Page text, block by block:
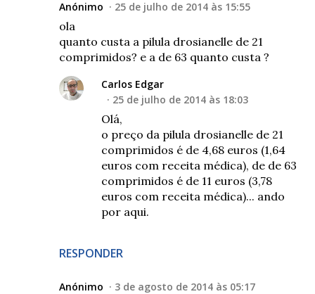
Anónimo 25 de julho de 2014 às 15:55
ola
quanto custa a pilula drosianelle de 21
comprimidos? e a de 63 quanto custa ?
RESPONDER
Carlos Edgar
25 de julho de 2014 às 18:03
Olá,
o preço da pilula drosianelle de 21
comprimidos é de 4,68 euros (1,64
euros com receita médica), de de 63
comprimidos é de 11 euros (3,78
euros com receita médica)... ando
por aqui.
Anónimo 3 de agosto de 2014 às 05:17